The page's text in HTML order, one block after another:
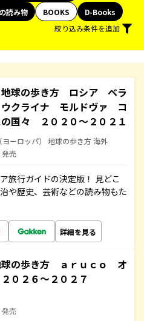
読み物 BOOKS
D-Books
絞り込み条件を追加
球の歩き方 ロシア ベラ
クライナ モルドヴァ コ
国々 ２０２０～２０２１
ヨーロッパ） 地球の歩き方 海外
発売
旅行ガイドの決定版！ 見どこ
や歴史、芸術などの読み物もた
詳細を見る
の歩き方 ａｒｕｃｏ オ
０２６～２０２７
発売